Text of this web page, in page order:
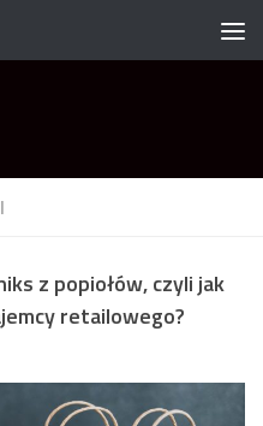
z popiołów, czyli jak
retailowego?